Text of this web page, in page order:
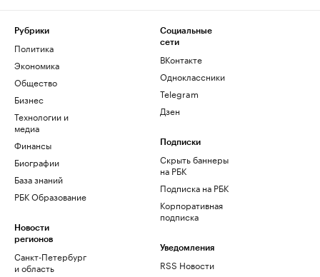
Рубрики
Политика
Экономика
Общество
Бизнес
Технологии и
медиа
Финансы
Биографии
База знаний
РБК Образование
Новости
регионов
Санкт-Петербург
и область
Социальные
сети
ВКонтакте
Одноклассники
Telegram
Дзен
Подписки
Скрыть баннеры
на РБК
Подписка на РБК
Корпоративная
подписка
Уведомления
RSS Новости